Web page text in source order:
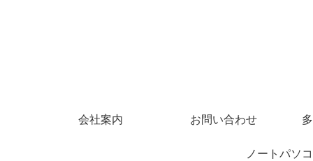
会社案内 お問い合わせ
ノートパソ